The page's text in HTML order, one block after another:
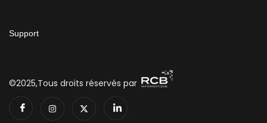
Support
©2025,Tous droits réservés par